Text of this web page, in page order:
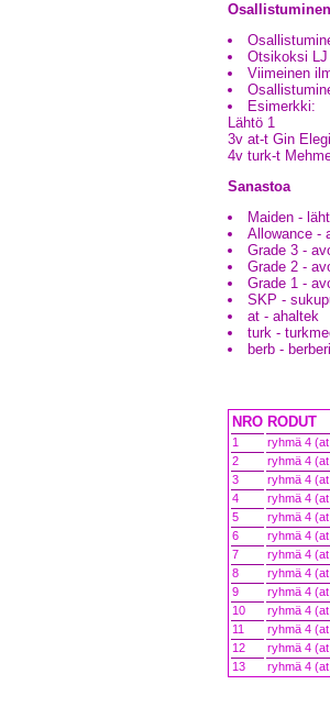
Osallistuminen
Otsikoksi
Viimeinen
Esimerkki:
Lähtö 1
3v at-t Gin
4v turk-t
Sanastoa
Maiden -
Allowance -
Grade 3 -
Grade 2 -
Grade 1 -
SKP -
at - ahaltek
turk -
berb -
NRO RODUT
1 ryhmä 4
2
ryhmä 4
3
ryhmä 4
4
ryhmä 4
5
ryhmä 4
6
ryhmä 4
7
ryhmä 4
8
ryhmä 4
9
ryhmä 4
10
ryhmä 4
11
ryhmä 4
12
ryhmä 4
13
ryhmä 4